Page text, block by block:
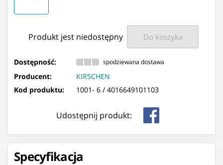
Produkt jest niedostępny Do koszyka
Dostępność: spodziewana dostawa
Producent:
KIRSCHEN
Kod produktu:
1001- 6 / 4016649101103
Udostępnij produkt:
Specyfikacja